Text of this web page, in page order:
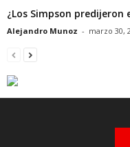
¿Los Simpson predijeron
Alejandro Munoz - marzo 30,